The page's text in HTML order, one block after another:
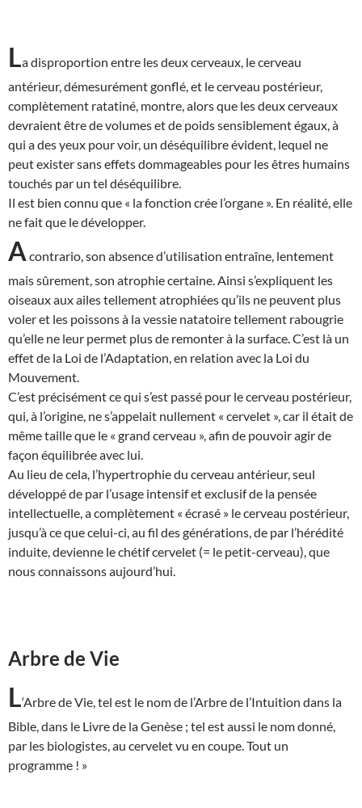
La disproportion entre les deux cerveaux, le cerveau
antérieur, démesurément gonflé, et le cerveau postérieur,
complètement ratatiné, montre, alors que les deux cerveaux
devraient être de volumes et de poids sensiblement égaux, à
qui a des yeux pour voir, un déséquilibre évident, lequel ne
peut exister sans effets dommageables pour les êtres humains
touchés par un tel déséquilibre.
Il est bien connu que « la fonction crée l’organe ». En réalité, elle
ne fait que le développer.
A contrario, son absence d’utilisation entraîne, lentement
mais sûrement, son atrophie certaine. Ainsi s’expliquent les
oiseaux aux ailes tellement atrophiées qu’ils ne peuvent plus
voler et les poissons à la vessie natatoire tellement rabougrie
qu’elle ne leur permet plus de remonter à la surface. C’est là un
effet de la Loi de l’Adaptation, en relation avec la Loi du
Mouvement.
C’est précisément ce qui s’est passé pour le cerveau postérieur,
qui, à l’origine, ne s’appelait nullement « cervelet », car il était de
même taille que le « grand cerveau », afin de pouvoir agir de
façon équilibrée avec lui.
Au lieu de cela, l’hypertrophie du cerveau antérieur, seul
développé de par l’usage intensif et exclusif de la pensée
intellectuelle, a complètement « écrasé » le cerveau postérieur,
jusqu’à ce que celui-ci, au fil des générations, de par l’hérédité
induite, devienne le chétif cervelet (= le petit-cerveau), que
nous connaissons aujourd’hui.
Arbre de Vie
L‘Arbre de Vie, tel est le nom de l’Arbre de l’Intuition dans la
Bible, dans le Livre de la Genèse ; tel est aussi le nom donné,
par les biologistes, au cervelet vu en coupe. Tout un
programme ! »